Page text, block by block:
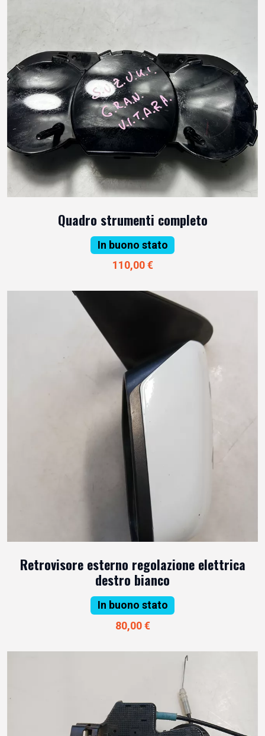
Quadro strumenti completo
In buono stato
110,00 €
Retrovisore esterno regolazione elettrica
destro bianco
In buono stato
80,00 €